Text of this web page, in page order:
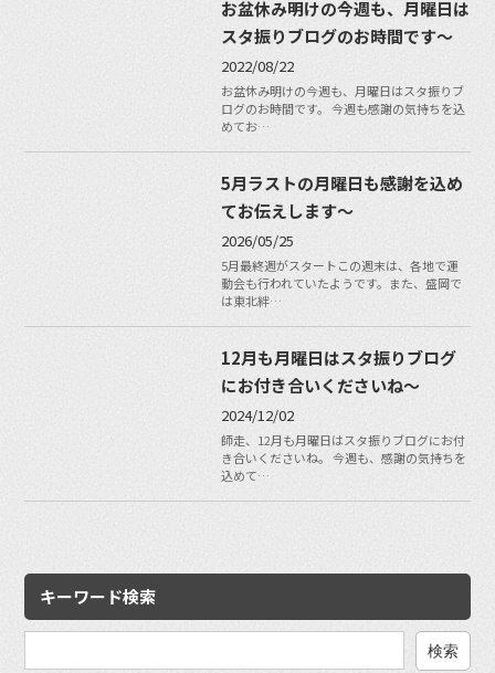
お盆休み明けの今週も、月曜日は
スタ振りブログのお時間です〜
2022/08/22
お盆休み明けの今週も、月曜日はスタ振りブ
ログのお時間です。 今週も感謝の気持ちを込
めてお…
5月ラストの月曜日も感謝を込め
てお伝えします〜
2026/05/25
5月最終週がスタートこの週末は、各地で運
動会も行われていたようです。また、盛岡で
は東北絆…
12月も月曜日はスタ振りブログ
にお付き合いくださいね〜
2024/12/02
師走、12月も月曜日はスタ振りブログにお付
き合いくださいね。 今週も、感謝の気持ちを
込めて…
キーワード検索